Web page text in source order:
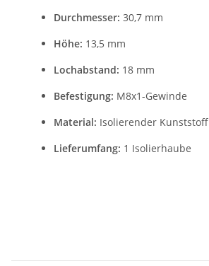
Durchmesser: 30,7 mm
Höhe: 13,5 mm
Lochabstand: 18 mm
Befestigung: M8x1-Gewinde
Material: Isolierender Kunststoff
Lieferumfang: 1 Isolierhaube